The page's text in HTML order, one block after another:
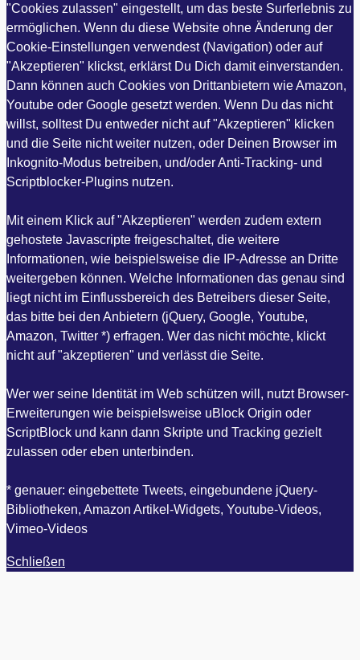
"Cookies zulassen" eingestellt, um das beste Surferlebnis zu
ermöglichen. Wenn du diese Website ohne Änderung der
Cookie-Einstellungen verwendest (Navigation) oder auf
"Akzeptieren" klickst, erklärst Du Dich damit einverstanden.
Dann können auch Cookies von Drittanbietern wie Amazon,
Youtube oder Google gesetzt werden. Wenn Du das nicht
willst, solltest Du entweder nicht auf "Akzeptieren" klicken
und die Seite nicht weiter nutzen, oder Deinen Browser im
Inkognito-Modus betreiben, und/oder Anti-Tracking- und
Scriptblocker-Plugins nutzen.
Mit einem Klick auf "Akzeptieren" werden zudem extern
gehostete Javascripte freigeschaltet, die weitere
Informationen, wie beispielsweise die IP-Adresse an Dritte
weitergeben können. Welche Informationen das genau sind
liegt nicht im Einflussbereich des Betreibers dieser Seite,
das bitte bei den Anbietern (jQuery, Google, Youtube,
Amazon, Twitter *) erfragen. Wer das nicht möchte, klickt
nicht auf "akzeptieren" und verlässt die Seite.
Wer wer seine Identität im Web schützen will, nutzt Browser-
Erweiterungen wie beispielsweise uBlock Origin oder
ScriptBlock und kann dann Skripte und Tracking gezielt
zulassen oder eben unterbinden.
* genauer: eingebettete Tweets, eingebundene jQuery-
Bibliotheken, Amazon Artikel-Widgets, Youtube-Videos,
Vimeo-Videos
Schließen